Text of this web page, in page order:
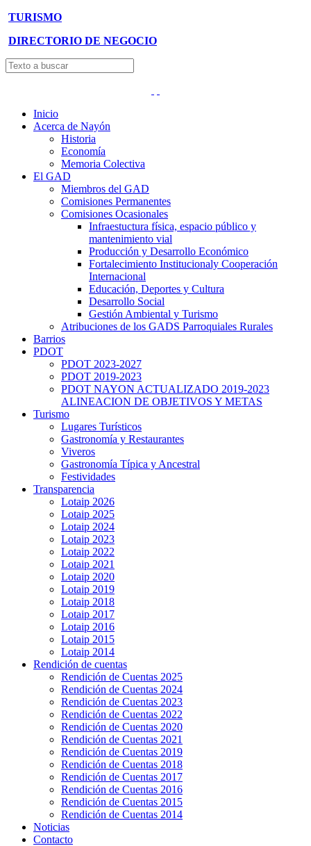
TURISMO
DIRECTORIO DE NEGOCIO
Inicio
Acerca de Nayón
Historia
Economía
Memoria Colectiva
El GAD
Miembros del GAD
Comisiones Permanentes
Comisiones Ocasionales
Infraestuctura física, espacio público y
mantenimiento vial
Producción y Desarrollo Económico
Fortalecimiento Institucionaly Cooperación
Internacional
Educación, Deportes y Cultura
Desarrollo Social
Gestión Ambiental y Turismo
Atribuciones de los GADS Parroquiales Rurales
Barrios
PDOT
PDOT 2023-2027
PDOT 2019-2023
PDOT NAYON ACTUALIZADO 2019-2023
ALINEACION DE OBJETIVOS Y METAS
Turismo
Lugares Turísticos
Gastronomía y Restaurantes
Viveros
Gastronomía Típica y Ancestral
Festividades
Transparencia
Lotaip 2026
Lotaip 2025
Lotaip 2024
Lotaip 2023
Lotaip 2022
Lotaip 2021
Lotaip 2020
Lotaip 2019
Lotaip 2018
Lotaip 2017
Lotaip 2016
Lotaip 2015
Lotaip 2014
Rendición de cuentas
Rendición de Cuentas 2025
Rendición de Cuentas 2024
Rendición de Cuentas 2023
Rendición de Cuentas 2022
Rendición de Cuentas 2020
Rendición de Cuentas 2021
Rendición de Cuentas 2019
Rendición de Cuentas 2018
Rendición de Cuentas 2017
Rendición de Cuentas 2016
Rendición de Cuentas 2015
Rendición de Cuentas 2014
Noticias
Contacto